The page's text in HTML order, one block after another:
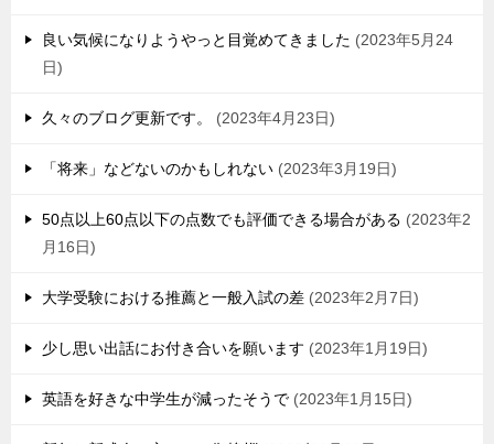
良い気候になりようやっと目覚めてきました
2023年5月24
日
久々のブログ更新です。 2023年4月23日
「将来」などないのかもしれない 2023年3月19日
50点以上60点以下の点数でも評価できる場合がある
2023年2
月16日
大学受験における推薦と一般入試の差 2023年2月7日
少し思い出話にお付き合いを願います 2023年1月19日
英語を好きな中学生が減ったそうで 2023年1月15日